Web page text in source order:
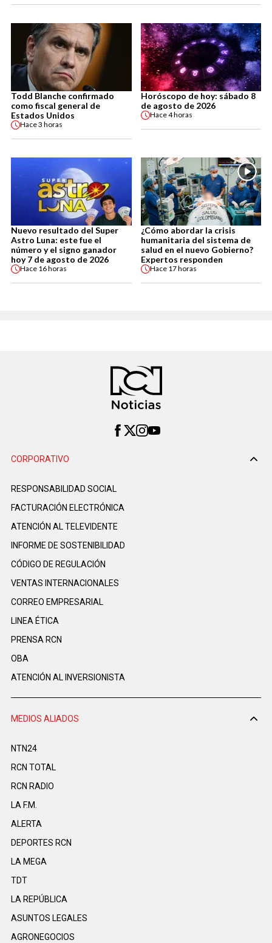
Todd Blanche confirmado
como fiscal general de
Estados Unidos
Hace3 horas
Horóscopo de hoy: sábado 8
de agosto de 2026
Hace4 horas
Nuevo resultado del Super
Astro Luna: este fue el
número y el signo ganador
hoy 7 de agosto de 2026
Hace 16 horas
¿Cómo abordar la crisis
humanitaria del sistema de
salud en el nuevo Gobierno?
Expertos responden
Hace 17 horas
CORPORATIVO
RESPONSABILIDAD SOCIAL
FACTURACIÓN ELECTRÓNICA
ATENCIÓN AL TELEVIDENTE
INFORME DE SOSTENIBILIDAD
CÓDIGO DE REGULACIÓN
VENTAS INTERNACIONALES
CORREO EMPRESARIAL
LINEA ÉTICA
PRENSA RCN
OBA
ATENCIÓN AL INVERSIONISTA
MEDIOS ALIADOS
NTN24
RCN TOTAL
RCN RADIO
LA F.M.
ALERTA
DEPORTES RCN
LA MEGA
TDT
LA REPÚBLICA
ASUNTOS LEGALES
AGRONEGOCIOS